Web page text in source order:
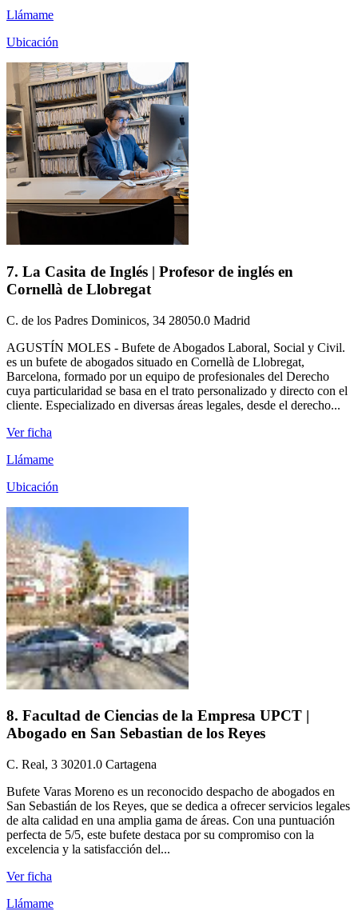
Llámame
Ubicación
7. La Casita de Inglés | Profesor de inglés en
Cornellà de Llobregat
C. de los Padres Dominicos, 34 28050.0 Madrid
AGUSTÍN MOLES - Bufete de Abogados Laboral, Social y Civil.
es un bufete de abogados situado en Cornellà de Llobregat,
Barcelona, formado por un equipo de profesionales del Derecho
cuya particularidad se basa en el trato personalizado y directo con el
cliente. Especializado en diversas áreas legales, desde el derecho...
Ver ficha
Llámame
Ubicación
8. Facultad de Ciencias de la Empresa UPCT |
Abogado en San Sebastian de los Reyes
C. Real, 3 30201.0 Cartagena
Bufete Varas Moreno es un reconocido despacho de abogados en
San Sebastián de los Reyes, que se dedica a ofrecer servicios legales
de alta calidad en una amplia gama de áreas. Con una puntuación
perfecta de 5/5, este bufete destaca por su compromiso con la
excelencia y la satisfacción del...
Ver ficha
Llámame